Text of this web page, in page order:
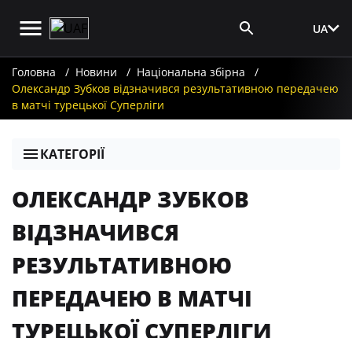
UA
Головна Новини
Національна збірна
Олександр Зубков відзначився результативною передачею
в матчі турецької Суперліги
КАТЕГОРІЇ
ОЛЕКСАНДР ЗУБКОВ
ВІДЗНАЧИВСЯ
РЕЗУЛЬТАТИВНОЮ
ПЕРЕДАЧЕЮ В МАТЧІ
ТУРЕЦЬКОЇ СУПЕРЛІГИ